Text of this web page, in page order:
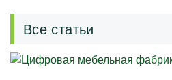
Все статьи